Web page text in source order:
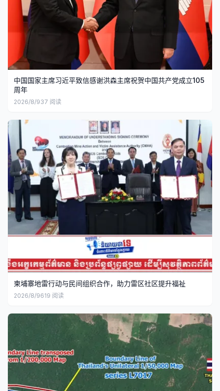
中国国家主席习近平致信感谢洪森主席祝贺中国共产党成立105
周年
2026/8/937 阅读
柬埔寨地雷行动与民间组织合作，助力雷区社区提升福祉
2026/8/9619 阅读